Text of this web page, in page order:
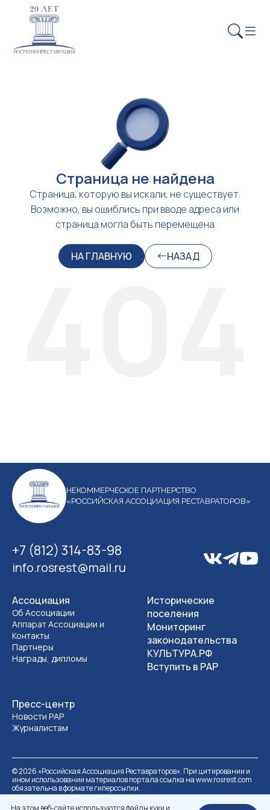
Страница не найдена
Страница, которую вы искали, не существует.
Возможно, вы ошиблись при вводе адреса или
страница могла быть перемещена
НА ГЛАВНУЮ НАЗАД
На этом веб-сайте используются файлы куки и
НЕКОММЕРЧЕСКОЕ ПАРТНЕРСТВО
«РОССИЙСКАЯ АССОЦИАЦИЯ РЕСТАВРАТОРОВ»
+7 (812) 314-83-98
info.rosrest@mail.ru
Ассоциация
Об Ассоциации
Аппарат Ассоциации и
Контакты
Партнеры
Награды, дипломы
Пресс-центр
Новости РАР
Журналистам
Исторические
поселения
Мониторинг
законодательства
КУЛЬТУРА.РФ
Вступить в РАР
©2026 «Российская Ассоциация Реставраторов». При цитировании и
ином использовании материалов портала ссылка на www.rosrest.com
обязательна в формате гиперссылки.
Политика обработки персональных данных
Разработка сайта